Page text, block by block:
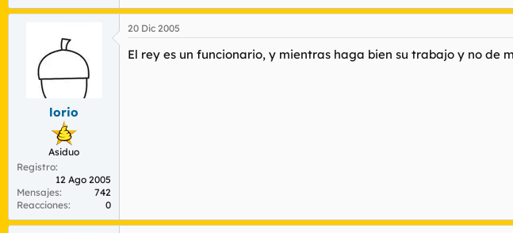
lorio
Asiduo
Registro
12 Ago 2005
Mensajes
742
Reacciones
0
20 Dic 2005
El rey es un funcionario, y mientras haga bien su trabajo y no de